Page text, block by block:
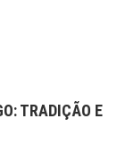
TRADIÇÃO E